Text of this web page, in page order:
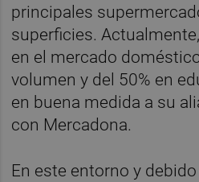
principales
superficies.
en el mercado
volumen y del 50% en
en buena medida a su
con Mercadona.
En este entorno y